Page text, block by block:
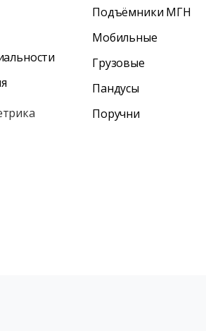
Подъёмники МГН
Мобильные
Грузовые
Пандусы
Поручни